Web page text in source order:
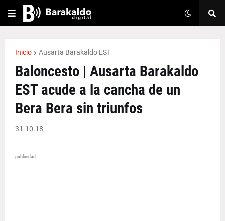
Inicio Ausarta Barakaldo EST
Baloncesto | Ausarta Barakaldo
EST acude a la cancha de un
Bera Bera sin triunfos
31.10.18
publicidad